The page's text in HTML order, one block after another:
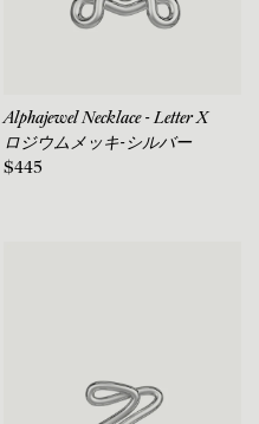
Alphajewel Necklace - Letter X
ロジウムメッキ-シルバー
$445